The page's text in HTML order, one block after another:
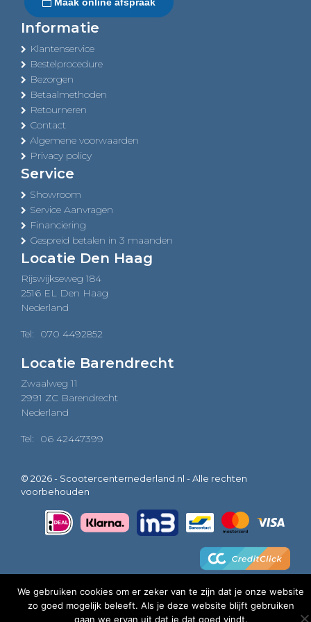
Informatie
Klantenservice
Bestelprocedure
Bezorgen
Betaalmethoden
Retourneren
Contact
Algemene voorwaarden
Privacy policy
Service
Showroom
Service Aanvragen
Financiering
Gespreid betalen in 3 maanden
Locatie Den Haag
Rijswijkseweg 184
2516 EL Den Haag
Nederland
Tel: 070 4492852
Locatie Barendrecht
Zwaalweg 11
2991 ZC Barendrecht
Nederland
Tel: 06 42447399
© 2026 - Scootercenternederland.nl - Alle rechten
voorbehouden
We gebruiken cookies om er zeker van te zijn dat je onze website
zo goed mogelijk beleeft. Als je deze website blijft gebruiken
gaan we ervan uit dat je dat goed vindt.